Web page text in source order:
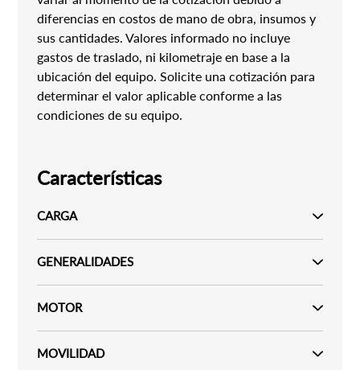
Características
CARGA
GENERALIDADES
MOTOR
MOVILIDAD
diferencias en costos de mano de obra, insumos y
sus cantidades. Valores informado no incluye
gastos de traslado, ni kilometraje en base a la
ubicación del equipo. Solicite una cotización para
determinar el valor aplicable conforme a las
condiciones de su equipo.